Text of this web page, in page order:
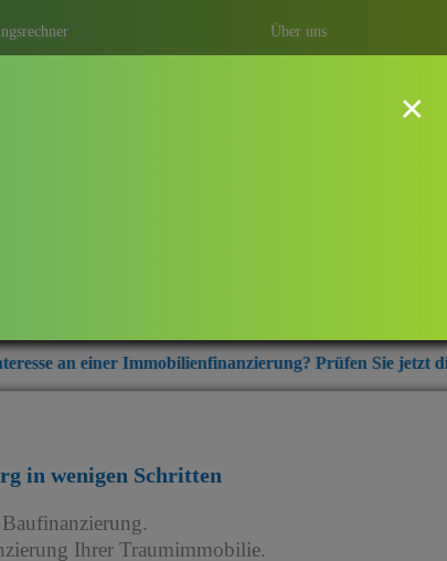
Über uns
Baufi Ludwigsburg – ihrem
Region Ludwigsburg.
Prüfen Sie jetzt die aktuellen
×
in wenigen Schritten
Ihrer Traumimmobilie.